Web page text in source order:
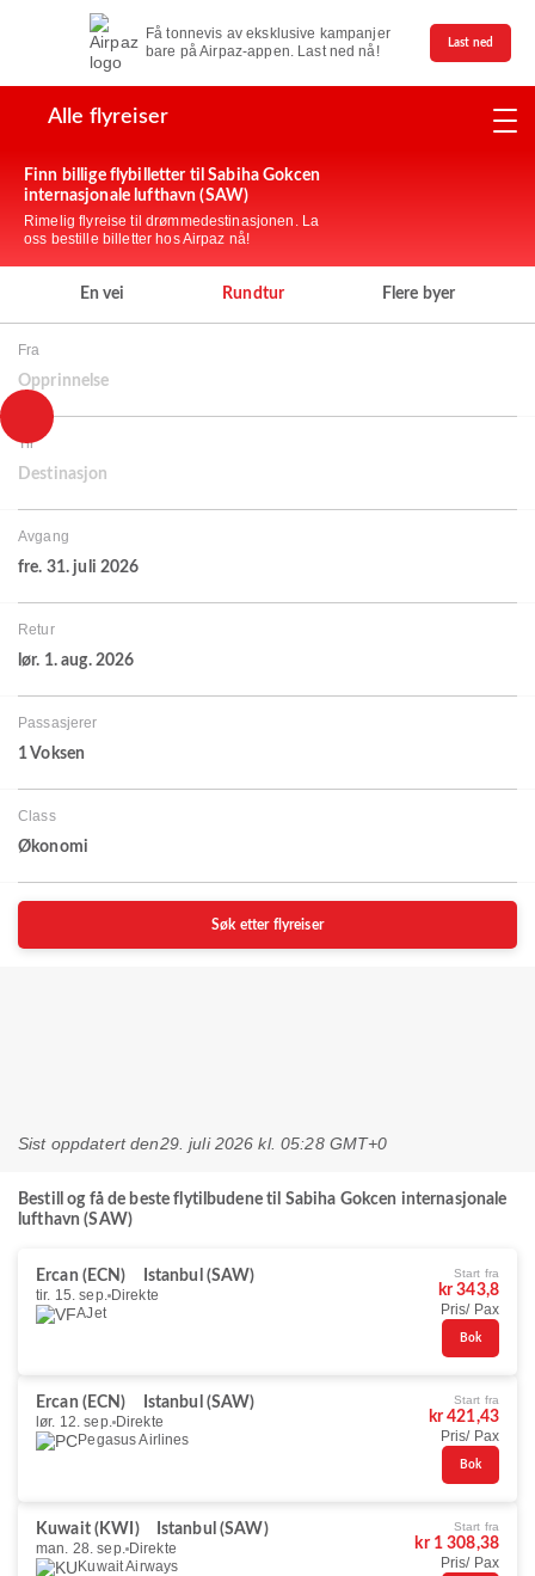
Få tonnevis av eksklusive kampanjer
bare på Airpaz-appen. Last ned nå!
Last ned
Alle flyreiser
Finn billige flybilletter til Sabiha Gokcen
internasjonale lufthavn (SAW)
Rimelig flyreise til drømmedestinasjonen. La
oss bestille billetter hos Airpaz nå!
En vei Rundtur Flere byer
Fra
Opprinnelse
Til
Destinasjon
Avgang
fre. 31. juli 2026
Retur
lør. 1. aug. 2026
Passasjerer
1 Voksen
Class
Økonomi
Søk etter flyreiser
Sist oppdatert den29. juli 2026 kl. 05:28 GMT+0
Bestill og få de beste flytilbudene til Sabiha Gokcen internasjonale
lufthavn (SAW)
Ercan (ECN)
Istanbul (SAW)
tir. 15. sep. Direkte
AJet
Start fra
kr 343,8
Pris/ Pax
Bok
Ercan (ECN)
Istanbul (SAW)
lør. 12. sep. Direkte
Pegasus Airlines
Start fra
kr 421,43
Pris/ Pax
Bok
Kuwait (KWI)
Istanbul (SAW)
man. 28. sep. Direkte
Kuwait Airways
Start fra
kr 1 308,38
Pris/ Pax